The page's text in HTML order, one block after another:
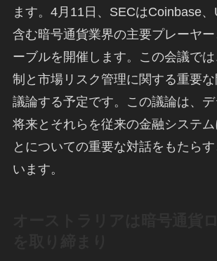
ます。4月11日、SECはCoinbase
含む暗号通貨業界の主要プレーヤ
ーブルを開催します。この会議で
制と市場リスク管理に関する重要
議論する予定です。この議論は、
将来とそれらを従来の金融システ
とについての重要な対話をもたら
います。